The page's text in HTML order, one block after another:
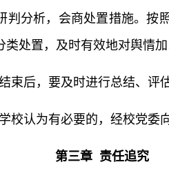
判分析，会商处置措施。按
处置，及时有效地对舆情加
束后，要及时进行总结、评估
校认为有必要的，经校党委
第三章 责任追究